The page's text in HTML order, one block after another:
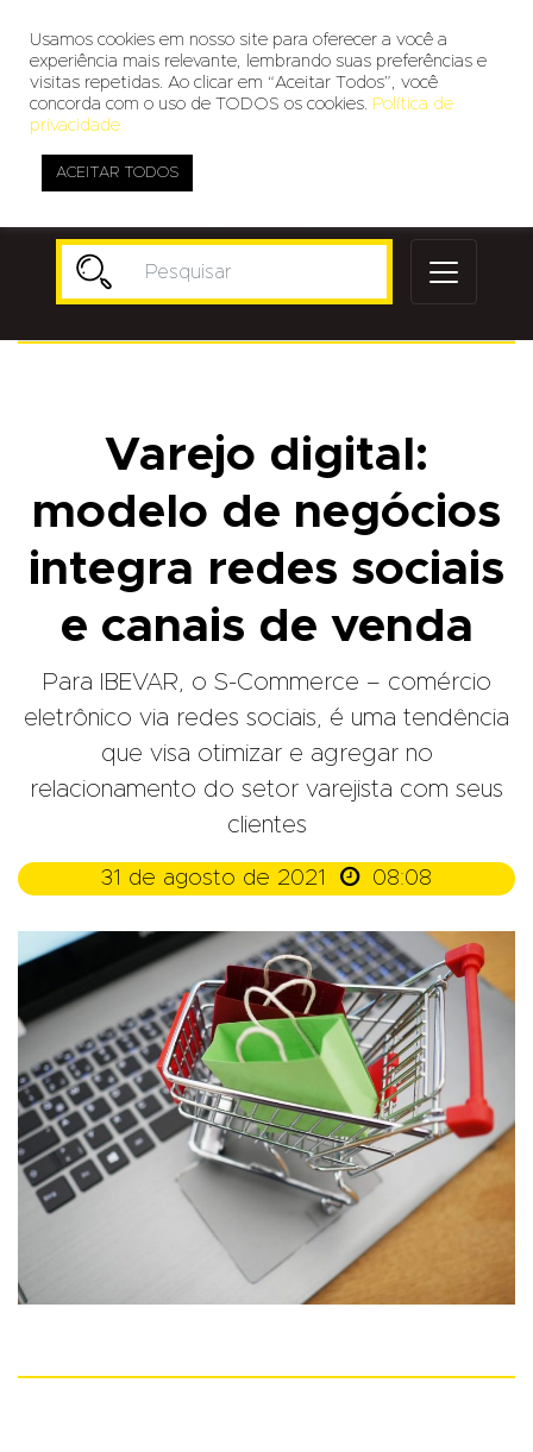
Varejo digital:
modelo de negócios
integra redes sociais
e canais de venda
Para IBEVAR, o S-Commerce – comércio
eletrônico via redes sociais, é uma tendência
que visa otimizar e agregar no
relacionamento do setor varejista com seus
clientes
31 de agosto de 2021  08:08
Usamos cookies em nosso site para oferecer a você a
experiência mais relevante, lembrando suas preferências e
visitas repetidas. Ao clicar em “Aceitar Todos”, você
concorda com o uso de TODOS os cookies. Política de
privacidade
ACEITAR TODOS